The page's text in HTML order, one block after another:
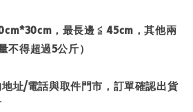
，最長邊 ≦ 45cm，其他兩
不得超過5公斤）
址/電話與取件門市，訂單確認出貨